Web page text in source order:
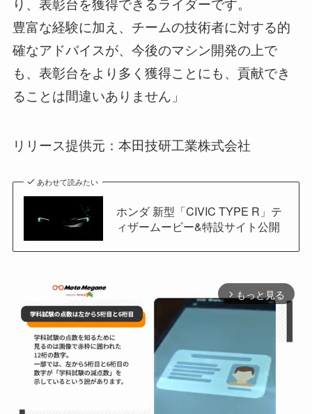
豊富な経験に加え、チームの技術者に対する的
確なアドバイスが、今後のマシン開発の上で
も、表彰台をより多く獲得ことにも、貢献でき
ることは間違いありません」
リリース提供元：本田技研工業株式会社
あわせて読みたい
ホンダ 新型「CIVIC TYPE R」テ
ィザームービー&特設サイト公開
arrow_forward_ios もっと見る